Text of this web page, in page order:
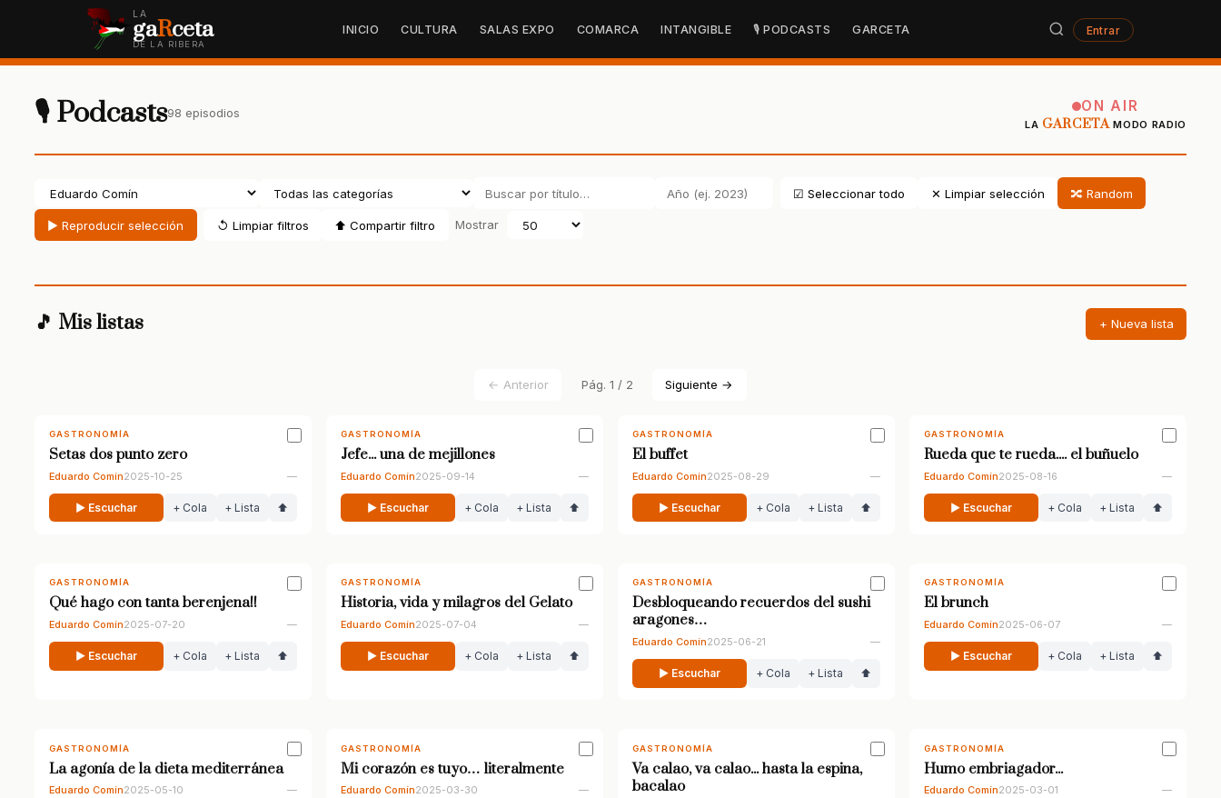
LA
gaRceta
DE LA RIBERA
INICIO CULTURA SALAS EXPO COMARCA INTANGIBLE 🎙 PODCASTS GARCETA Entrar
🎙 Podcasts98 episodios ON AIR
LA GARCETAMODO RADIO
☑ Seleccionar todo ✕ Limpiar selección 🔀 Random
▶ Reproducir selección ↺ Limpiar filtros ⬆ Compartir filtro Mostrar
🎵 Mis listas + Nueva lista
← Anterior Pág. 1 / 2 Siguiente →
GASTRONOMÍA
Setas dos punto zero
Eduardo Comín2025-10-25 —
▶ Escuchar + Cola + Lista ⬆
GASTRONOMÍA
Jefe... una de mejillones
Eduardo Comín2025-09-14 —
▶ Escuchar + Cola + Lista ⬆
GASTRONOMÍA
El buffet
Eduardo Comín2025-08-29 —
▶ Escuchar + Cola + Lista ⬆
GASTRONOMÍA
Rueda que te rueda.... el buñuelo
Eduardo Comín2025-08-16 —
▶ Escuchar + Cola + Lista ⬆
GASTRONOMÍA
Qué hago con tanta berenjena!!
Eduardo Comín2025-07-20 —
▶ Escuchar + Cola + Lista ⬆
GASTRONOMÍA
Historia, vida y milagros del Gelato
Eduardo Comín2025-07-04 —
▶ Escuchar + Cola + Lista ⬆
GASTRONOMÍA
Desbloqueando recuerdos del sushi
aragones…
Eduardo Comín2025-06-21 —
▶ Escuchar + Cola + Lista ⬆
GASTRONOMÍA
El brunch
Eduardo Comín2025-06-07 —
▶ Escuchar + Cola + Lista ⬆
GASTRONOMÍA
La agonía de la dieta mediterránea
Eduardo Comín2025-05-10 —
GASTRONOMÍA
Mi corazón es tuyo… literalmente
Eduardo Comín2025-03-30 —
GASTRONOMÍA
Va calao, va calao... hasta la espina,
bacalao
GASTRONOMÍA
Humo embriagador...
Eduardo Comín2025-03-01 —